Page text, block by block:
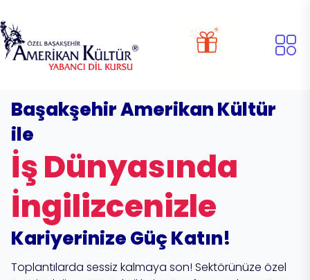
Başakşehir Amerikan Kültür
ile
İş Dünyasında
İngilizcenizle
Kariyerinize Güç Katın!
Toplantılarda sessiz kalmaya son! Sektörünüze özel